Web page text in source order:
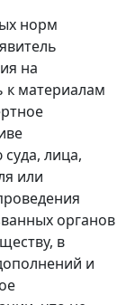
норм
на
к материалам
лица,
или
органов
в
и